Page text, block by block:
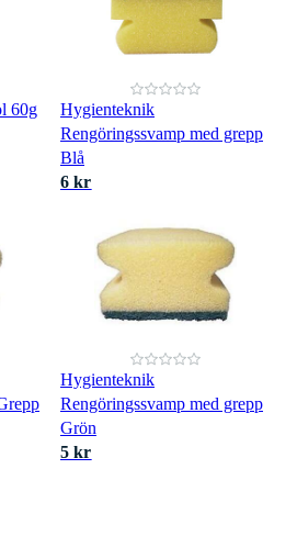
60g
Hygienteknik
Rengöringssvamp med grepp
Blå
6 kr
Hygienteknik
Rengöringssvamp med grepp
Grön
5 kr